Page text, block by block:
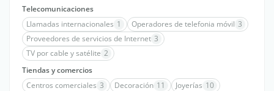
Telecomunicaciones
Llamadas internacionales 1 Operadores de telefonia móvil 3
Proveedores de servicios de Internet 3
TV por cable y satélite 2
Tiendas y comercios
Centros comerciales 3 Decoración 11 Joyerías 10